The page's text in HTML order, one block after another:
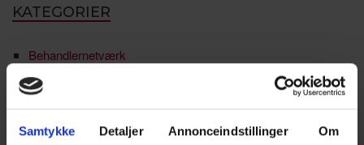
Samtykke Detaljer Annonceindstillinger Om
KATEGORIER
Behandlernetværk
Detail & erhverv